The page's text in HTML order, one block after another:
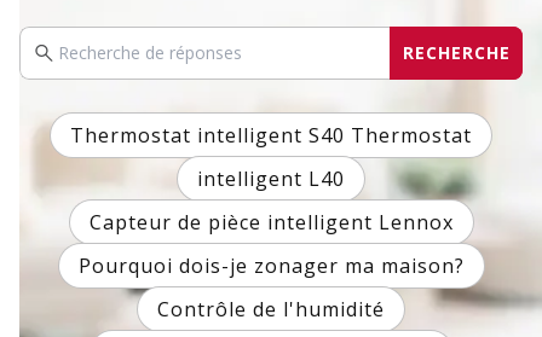
Recherche RECHERCHE
Thermostat intelligent S40 Thermostat
intelligent L40
Capteur de pièce intelligent Lennox
Pourquoi dois-je zonager ma maison?
Contrôle de l'humidité